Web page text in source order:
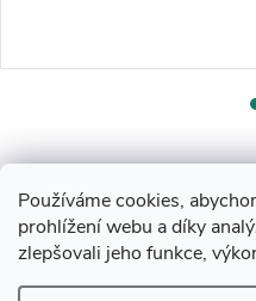
Používáme cookies,
prohlížení webu a díky
zlepšovali jeho funkce,